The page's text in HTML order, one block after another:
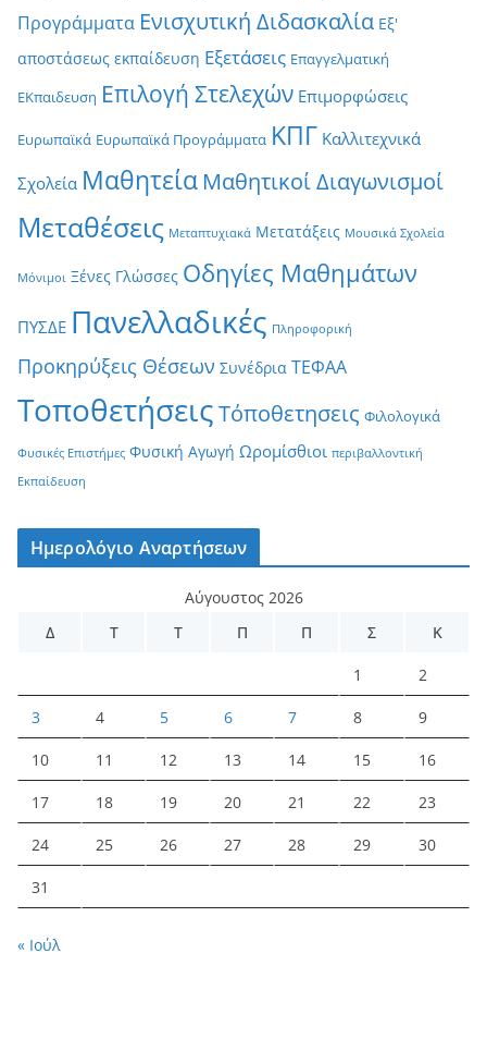
Προγράμματα Ενισχυτική Διδασκαλία Εξ'
αποστάσεως εκπαίδευση Εξετάσεις Επαγγελματική
ΕΚπαιδευση Επιλογή Στελεχών Επιμορφώσεις
Ευρωπαϊκά Ευρωπαϊκά Προγράμματα ΚΠΓ Καλλιτεχνικά
Σχολεία Μαθητεία Μαθητικοί Διαγωνισμοί
Μεταθέσεις Μεταπτυχιακά Μετατάξεις Μουσικά Σχολεία
Μόνιμοι Ξένες Γλώσσες Οδηγίες Μαθημάτων
ΠΥΣΔΕ Πανελλαδικές Πληροφορική
Προκηρύξεις Θέσεων Συνέδρια ΤΕΦΑΑ
ΤοποθετήσειςΤόποθετησεις Φιλολογικά
Φυσικές Επιστήμες Φυσική Αγωγή Ωρομίσθιοι περιβαλλοντική
Εκπαίδευση
Ημερολόγιο Αναρτήσεων
Αύγουστος 2026
Δ
Τ Τ Π Π Σ Κ
1 2
3 4 5 6 7 8 9
10 11 12 13 14 15 16
17 18 19 20 21 22 23
24 25 26 27 28 29 30
31
« Ιούλ